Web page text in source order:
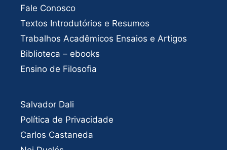
Fale Conosco
Textos Introdutórios e Resumos
Trabalhos Acadêmicos Ensaios e Artigos
Biblioteca – ebooks
Ensino de Filosofia
Salvador Dali
Política de Privacidade
Carlos Castaneda